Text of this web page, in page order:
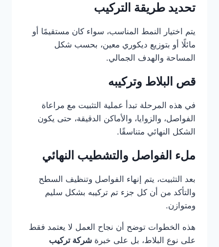
تحديد طريقة التركيب
يتم اختيار النمط المناسب، سواء كان مستقيمًا أو
مائلًا أو بتوزيع ديكوري معين، بحسب شكل
المساحة والهدف الجمالي.
قص البلاط وتركيبه
في هذه المرحلة تبدأ عملية التثبيت مع مراعاة
الفواصل، والزوايا، والأماكن الدقيقة، حتى يكون
الشكل النهائي متناسقًا.
ملء الفواصل والتشطيب النهائي
بعد التثبيت، يتم إنهاء الفواصل وتنظيف السطح
والتأكد من أن كل جزء تم تركيبه بشكل سليم
ومتوازن.
هذه الخطوات توضح أن نجاح العمل لا يعتمد فقط
على نوع البلاط، بل على خبرة شركة تركيب